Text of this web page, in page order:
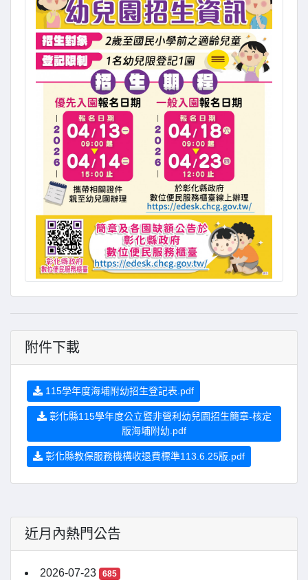
附件下載
115學年度海埔附幼招生登記表.pdf
彰化縣115學年度公立暨非營利幼兒園招生簡章-核定
版海埔附幼.pdf
彰化縣教保服務機構收退費標準113.6.25版.pdf
近月內熱門公告
2026-07-23 685